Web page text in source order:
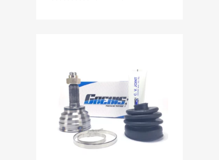
Add to Wishlist
Add to Compare